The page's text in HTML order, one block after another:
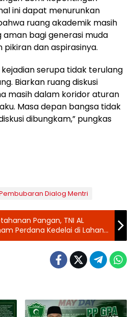
ini dapat menurunkan
ruang akademik masih
bagi generasi muda
dan aspirasinya.
serupa tidak terulang
Biarkan ruang diskusi
masih dalam koridor aturan
Masa depan bangsa tidak
dibungkam,” pungkas
Dialog Mentri
Pangan, TNI AL
Perdana Kedelai di Lahan
Deli Serdang